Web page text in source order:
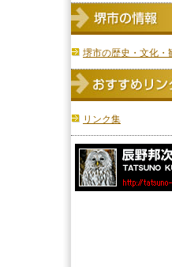
堺市の歴史・文化・
リンク集